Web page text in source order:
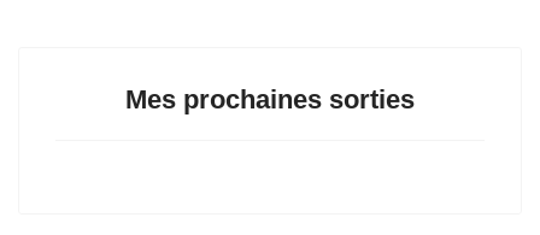
Mes prochaines sorties